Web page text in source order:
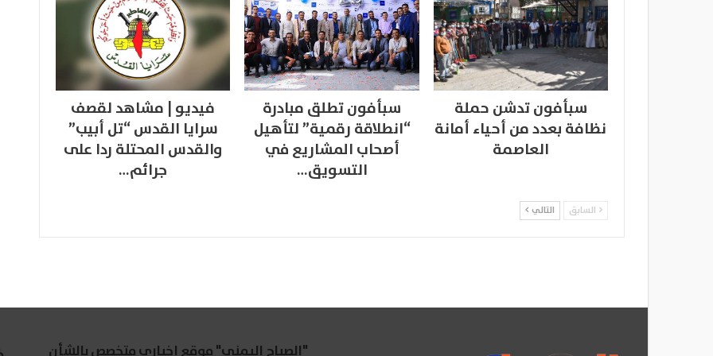
سبأفون تدشن حملة
نظافة بعدد من أحياء أمانة
العاصمة
سبأفون تطلق مبادرة
“انطلاقة رقمية” لتأهيل
أصحاب المشاريع في
التسويق…
فيديو | مشاهد لقصف
سرايا القدس “تل أبيب”
والقدس المحتلة ردا على
جرائم…
السابق التالي
"الصباح اليمني" موقع إخباري متخصص بالشأن